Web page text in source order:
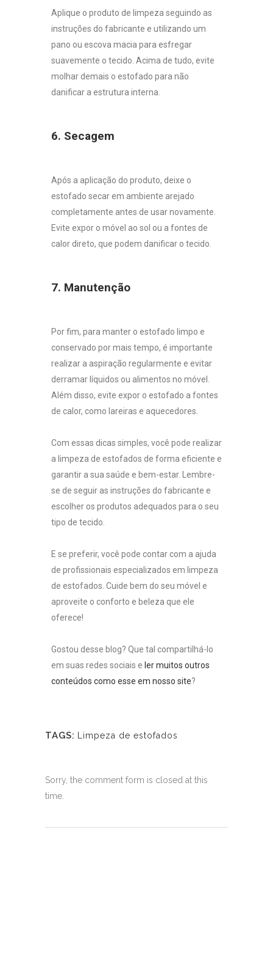
Aplique o produto de limpeza seguindo as
instruções do fabricante e utilizando um
pano ou escova macia para esfregar
suavemente o tecido. Acima de tudo, evite
molhar demais o estofado para não
danificar a estrutura interna.
6. Secagem
Após a aplicação do produto, deixe o
estofado secar em ambiente arejado
completamente antes de usar novamente.
Evite expor o móvel ao sol ou a fontes de
calor direto, que podem danificar o tecido.
7. Manutenção
Por fim, para manter o estofado limpo e
conservado por mais tempo, é importante
realizar a aspiração regularmente e evitar
derramar líquidos ou alimentos no móvel.
Além disso, evite expor o estofado a fontes
de calor, como lareiras e aquecedores.
Com essas dicas simples, você pode realizar
a limpeza de estofados de forma eficiente e
garantir a sua saúde e bem-estar. Lembre-
se de seguir as instruções do fabricante e
escolher os produtos adequados para o seu
tipo de tecido.
E se preferir, você pode contar com a ajuda
de profissionais especializados em limpeza
de estofados. Cuide bem do seu móvel e
aproveite o conforto e beleza que ele
oferece!
Gostou desse blog? Que tal compartilhá-lo
em suas redes sociais e ler muitos outros
conteúdos como esse em nosso site?
TAGS: Limpeza de estofados
Sorry, the comment form is closed at this
time.